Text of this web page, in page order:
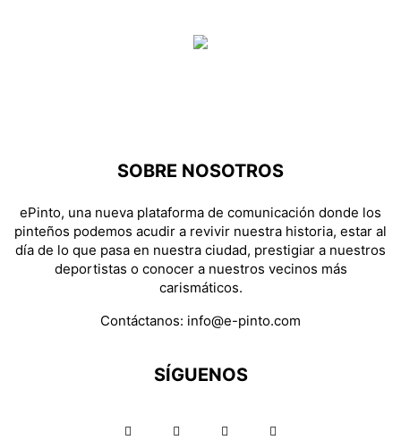
SOBRE NOSOTROS
ePinto, una nueva plataforma de comunicación donde los
pinteños podemos acudir a revivir nuestra historia, estar al
día de lo que pasa en nuestra ciudad, prestigiar a nuestros
deportistas o conocer a nuestros vecinos más
carismáticos.
Contáctanos: info@e-pinto.com
SÍGUENOS